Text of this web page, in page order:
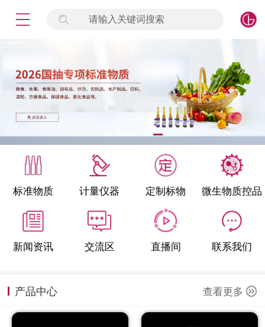
请输入关键词搜索
标准物质 计量仪器 定制标物 微生物质控品
新闻资讯 交流区 直播间 联系我们
产品中心 查看更多
标准物质
产品专项
微生物检测/质控品
定制标物
定制仪器
新闻资讯